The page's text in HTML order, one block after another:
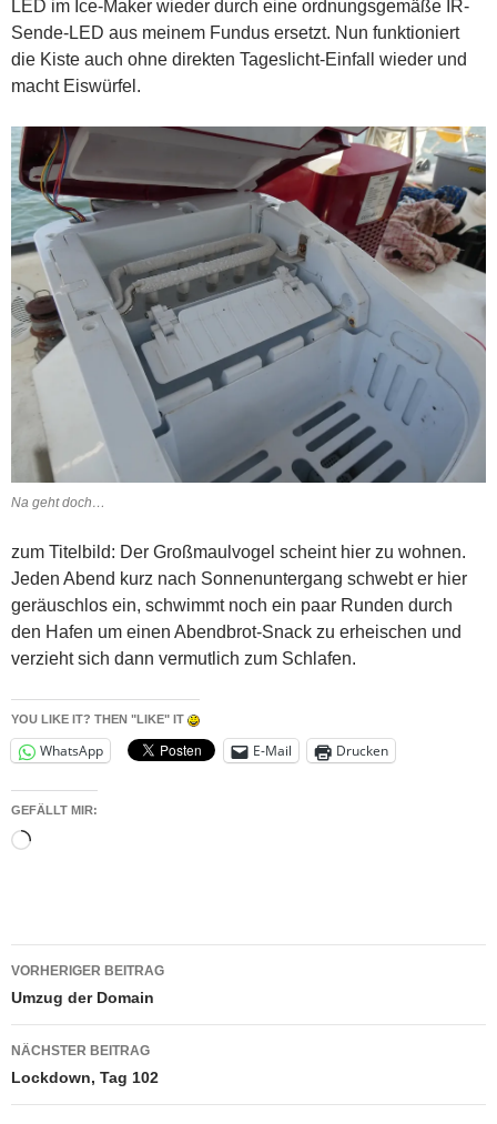
LED im Ice-Maker wieder durch eine ordnungsgemäße IR-
Sende-LED aus meinem Fundus ersetzt. Nun funktioniert
die Kiste auch ohne direkten Tageslicht-Einfall wieder und
macht Eiswürfel.
Na geht doch…
zum Titelbild: Der Großmaulvogel scheint hier zu wohnen.
Jeden Abend kurz nach Sonnenuntergang schwebt er hier
geräuschlos ein, schwimmt noch ein paar Runden durch
den Hafen um einen Abendbrot-Snack zu erheischen und
verzieht sich dann vermutlich zum Schlafen.
YOU LIKE IT? THEN "LIKE" IT
WhatsApp E-Mail Drucken
GEFÄLLT MIR:
Wird
Beitragsnavigation
VORHERIGER BEITRAG
Umzug der Domain
NÄCHSTER BEITRAG
Lockdown, Tag 102